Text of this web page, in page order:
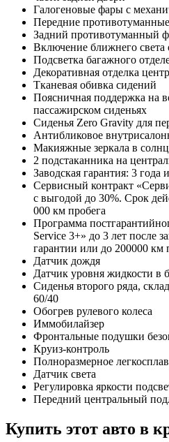
Галогеновые фары с
Передние
Задний противотуманный
Включение ближнего света
Подсветка багажного
Декоративная отделка
Тканевая обивка сидений
Поясничная поддержка на
пассажирском сиденьях
Сиденья Zero Gravity для
Антибликовое
Макияжные зеркала в
2 подстаканника на
Заводская гарантия: 3 года
Сервисный контракт
с выгодой до 30%. Срок
000 км пробега
Программа
Service 3+» до 3 лет после
гарантии или до 200000 км
Датчик дождя
Датчик уровня жидкости в
Сиденья второго ряда,
60/40
Обогрев рулевого колеса
Иммобилайзер
Фронтальные подушки
Круиз-контроль
Полноразмерное
Датчик света
Регулировка яркости
Передний центральный
Купить этот авто в